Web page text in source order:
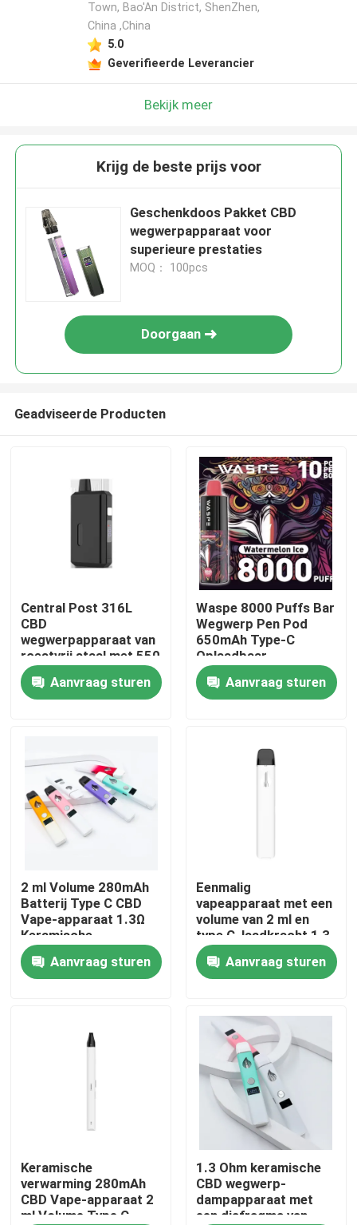
Huis
Producten
Ongeveer ons
Fabrieksreis
Beschikbare Vape-Pen
Het Beschikbare Vape Apparaat van CBD
Town, Bao'An District, ShenZhen,
China ,China
5.0
Geverifieerde Leverancier
Bekijk meer
Krijg de beste prijs voor
Geschenkdoos Pakket CBD
wegwerpapparaat voor
superieure prestaties
MOQ： 100pcs
Doorgaan
Geadviseerde Producten
Central Post 316L
CBD
wegwerpapparaat van
roestvrij staal met 550
mAh batterij en type C
opladenAanvraag sturen
Waspe 8000 Puffs Bar
Wegwerp Pen Pod
650mAh Type-C
Oplaadbaar
Aanvraag sturen
2 ml Volume 280mAh
Batterij Type C CBD
Vape-apparaat 1.3Ω
Keramische
verwarming kern
technologie
Aanvraag sturen
Eenmalig
vapeapparaat met een
volume van 2 ml en
type C, laadkracht 1,3
ohm, weerstand 4*1,5
mm Aanvraag sturen
Keramische
verwarming 280mAh
CBD Vape-apparaat 2
ml Volume Type C
1.3 Ohm keramische
CBD wegwerp-
dampapparaat met
een diafragma van